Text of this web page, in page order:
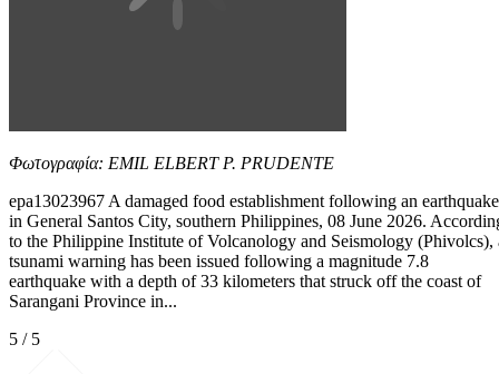
Φωτογραφία: EMIL ELBERT P. PRUDENTE
epa13023967 A damaged food establishment following an earthquake
in General Santos City, southern Philippines, 08 June 2026.
to the Philippine Institute of Volcanology and Seismology (Phivolcs),
tsunami warning has been issued following a magnitude 7.8
earthquake with a depth of 33 kilometers that struck off the coast of
Sarangani Province in...
5 / 5